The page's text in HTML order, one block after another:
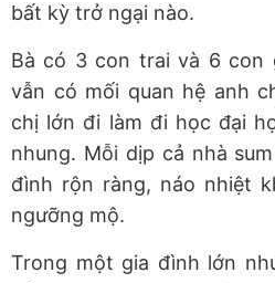
bất kỳ trở ngại nào.
Bà có 3 con trai và 6 con
vẫn có mối quan hệ anh
chị lớn đi làm đi học đại
nhung. Mỗi dịp cả nhà
đình rộn ràng, náo nhiệt
ngưỡng mộ.
Trong một gia đình lớn